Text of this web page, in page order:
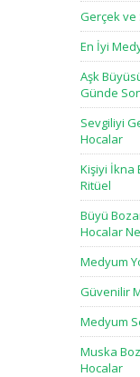
Gerçek ve
En İyi
Aşk
Günde
Sevgiliyi
Hocalar
Kişiyi İkna
Ritüel
Büyü
Hocalar
Medyum
Güvenilir
Medyum
Muska
Hocalar